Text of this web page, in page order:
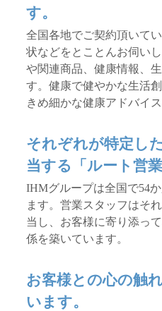
す。
全国各地でご契約頂いて
状などをとことんお伺い
や関連商品、健康情報、
す。健康で健やかな生活
きめ細かな健康アドバイ
それぞれが特定し
当する「ルート営業
IHMグループは全国で54
ます。営業スタッフはそ
当し、お客様に寄り添っ
係を築いています。
お客様との心の触
います。